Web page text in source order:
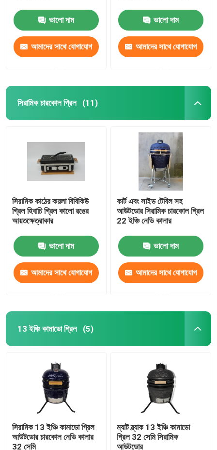
ভালো দাম
আমাদের সাথে যোগাযোগ
ভালো দাম
আমাদের সাথে যোগাযোগ
সিরামিক চারকোল গ্রিল (11)
সিরামিক কাঠের কয়লা বিবিকিউ
গ্রিল হিবাচি গ্রিল কালো রঙের
আয়তক্ষেত্রাকার
ভালো দাম
আমাদের সাথে যোগাযোগ
কার্ট এবং সাইড টেবিল সহ
আউটডোর সিরামিক চারকোল গ্রিল
22 ইঞ্চি নেভি কালার
ভালো দাম
আমাদের সাথে যোগাযোগ
13 ইঞ্চি কামাডো গ্রিল (5)
সিরামিক 13 ইঞ্চি কামাডো গ্রিল
আউটডোর চারকোল নেভি কালার
32 সেমি
ম্যাট ব্ল্যাক 13 ইঞ্চি কামাডো
গ্রিল 32 সেমি সিরামিক
আউটডোর